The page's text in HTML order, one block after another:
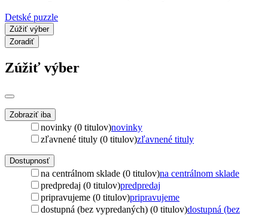
Detské puzzle
Zúžiť výber
Zoradiť
Zúžiť výber
Zobraziť iba
novinky (0 titulov)novinky
zľavnené tituly (0 titulov)zľavnené tituly
Dostupnosť
na centrálnom sklade (0 titulov)na centrálnom sklade
predpredaj (0 titulov)predpredaj
pripravujeme (0 titulov)pripravujeme
dostupná (bez vypredaných) (0 titulov)dostupná (bez